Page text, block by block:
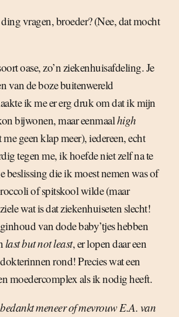
vragen, broeder? (Nee, dat mocht
oase, zo’n ziekenhuisafdeling. Je
van de boze buitenwereld
ik me er erg druk om dat ik mijn
bijwonen, maar eenmaalhigh
me geen klap meer), iedereen, echt
tegen me, ik hoefde niet zelf na te
beslissing die ik moest nemen was of
of spitskool wilde (maar
wat is dat ziekenhuiseten slecht!
van dode baby’tjes hebben
last but not least, er lopen daar een
rond! Precies wat een
moedercomplex als ik nodig heeft.
meneer of mevrouw E.A. van